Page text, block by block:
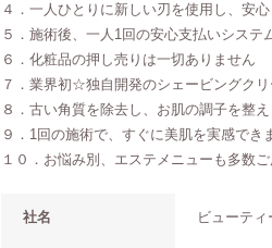
４．一人ひとりに新しい刃を使用し、安
５．施術後、一人1回の安心支払いシステ
６．化粧品の押し売りは一切ありません
７．業界初☆独自開発のシェービングクリ
８．古い角質を除去し、お肌の調子を整え
９．1回の施術で、すぐに美肌を実感でき
１０．お悩み別、エステメニューも多数
社名 ビューテ